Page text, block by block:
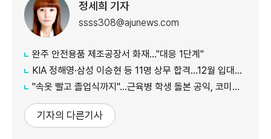
정세희 기자
ssss308@ajunews.com
완주 안전용품 제조공장서 화재…"대응 1단계"
KIA 정해영·삼성 이승현 등 11명 상무 합격…12월 입대해 2028년 6월 전역
"속옷 빨고 졸업식까지"…근육병 학생 돌본 공익, 코미디언 김규원이었다
기자의 다른기사